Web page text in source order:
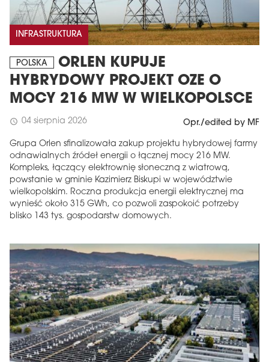
INFRASTRUKTURA
POLSKA
ORLEN KUPUJE
HYBRYDOWY PROJEKT OZE O
MOCY 216 MW W WIELKOPOLSCE
schedule 04 sierpnia 2026 Opr./edited by MF
Grupa Orlen sfinalizowała zakup projektu hybrydowej farmy
odnawialnych źródeł energii o łącznej mocy 216 MW.
Kompleks, łączący elektrownię słoneczną z wiatrową,
powstanie w gminie Kazimierz Biskupi w województwie
wielkopolskim. Roczna produkcja energii elektrycznej ma
wynieść około 315 GWh, co pozwoli zaspokoić potrzeby
blisko 143 tys. gospodarstw domowych.